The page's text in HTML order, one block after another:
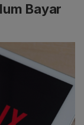
Bayar